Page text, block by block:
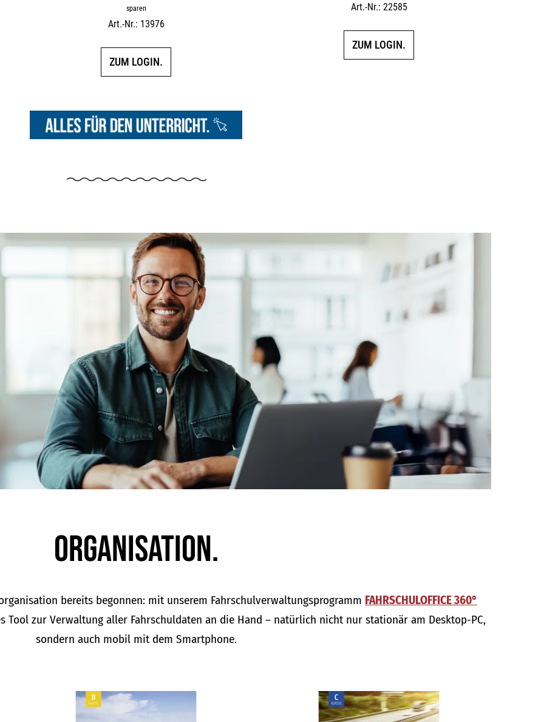
sparen
Art.-Nr.: 13976
ZUM LOGIN.
Art.-Nr.: 22585
ZUM LOGIN.
Organisation.
bereits begonnen: mit unserem Fahrschulverwaltungsprogramm FAHRSCHULOFFICE 360°
Tool zur Verwaltung aller Fahrschuldaten an die Hand – natürlich nicht nur stationär am Desktop-PC,
sondern auch mobil mit dem Smartphone.